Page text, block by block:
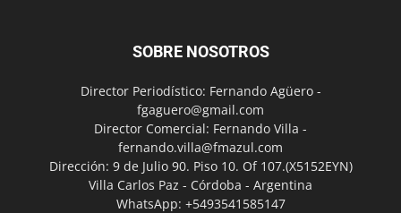
SOBRE NOSOTROS
Director Periodístico: Fernando Agüero -
fgaguero@gmail.com
Director Comercial: Fernando Villa -
fernando.villa@fmazul.com
Dirección: 9 de Julio 90. Piso 10. Of 107.(X5152EYN)
Villa Carlos Paz - Córdoba - Argentina
WhatsApp: +5493541585147